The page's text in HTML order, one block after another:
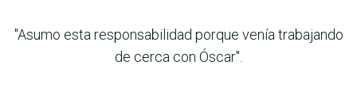
"Asumo esta responsabilidad porque venía trabajando
de cerca con Óscar".